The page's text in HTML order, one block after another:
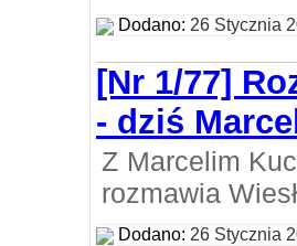
Dodano: 26 Stycznia
[Nr 1/77]
- dziś
Z Marcelim
rozmawia
Dodano: 26 Stycznia